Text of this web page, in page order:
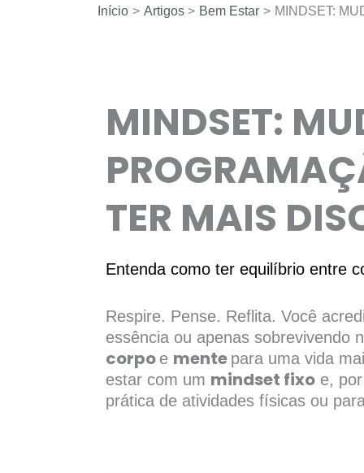
Início Artigos Bem Estar MINDSET:
MINDSET:
TER MAIS
Entenda como ter equilíbrio entre
Respire. Pense. Reflita. Você
essência ou apenas sobrevivendo
corpo e mente para uma vida
estar com um mindset fixo e,
prática de atividades físicas ou